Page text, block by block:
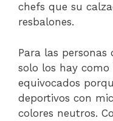
chefs que su
resbalones.
Para las personas
solo los hay
equivocados
deportivos con
colores neutros.